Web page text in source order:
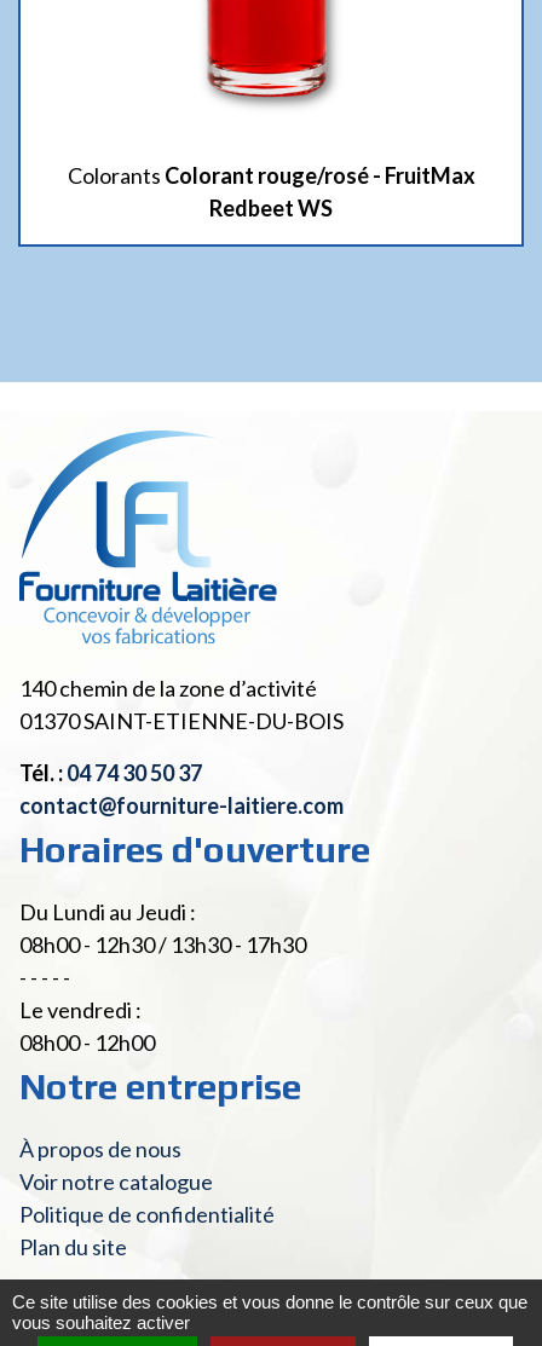
Colorants Colorant rouge/rosé - FruitMax
Redbeet WS
140 chemin de la zone d’activité
01370SAINT-ETIENNE-DU-BOIS
Tél. :04 74 30 50 37
contact@fourniture-laitiere.com
Horaires d'ouverture
Du Lundi au Jeudi :
08h00 - 12h30 / 13h30 - 17h30
- - - - -
Le vendredi :
08h00 - 12h00
Notre entreprise
À propos de nous
Voir notre catalogue
Politique de confidentialité
Plan du site
© Fourniture Laitière 2022 - Tous droits réservés | Mentions
Ce site utilise des cookies et vous donne le contrôle sur ceux que
vous souhaitez activer